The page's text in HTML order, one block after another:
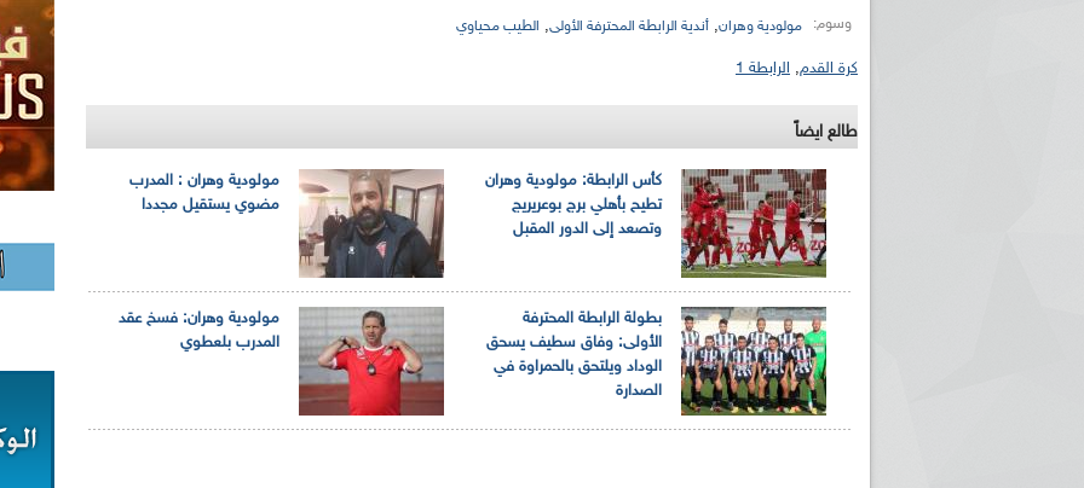
وسوم: مولودية وهران, أندية الرابطة المحترفة الأولى, الطيب محياوي
كرة القدم, الرابطة 1
طالع ايضاً
مولودية وهران : المدرب
مضوي يستقيل مجددا
كأس الرابطة: مولودية وهران
تطيح بأهلي برج بوعريريج
وتصعد إلى الدور المقبل
مولودية وهران: فسخ عقد
المدرب بلعطوي
بطولة الرابطة المحترفة
الأولى: وفاق سطيف يسحق
الوداد ويلتحق بالحمراوة في
الصدارة